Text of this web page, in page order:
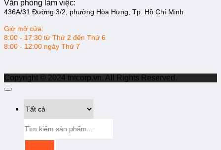
Văn phòng làm việc:
436A/31 Đường 3/2, phường Hòa Hưng, Tp. Hồ Chí Minh
Giờ mở cửa:
8:00 - 17:30 từ Thứ 2 đến Thứ 6
8:00 - 12:00 ngày Thứ 7
Copyright © 2024 tntcorp.vn. All Rights Reserved.
kiếm: